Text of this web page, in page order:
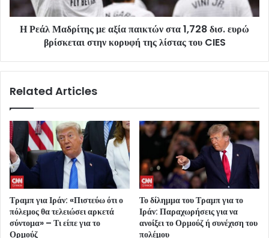
Η Ρεάλ Μαδρίτης με αξία παικτών στα 1,728 δισ. ευρώ
βρίσκεται στην κορυφή της λίστας του CIES
Related Articles
Τραμπ για Ιράν: «Πιστεύω ότι ο
πόλεμος θα τελειώσει αρκετά
σύντομα» – Τι είπε για το
Ορμούζ
Το δίλημμα του Τραμπ για το
Ιράν: Παραχωρήσεις για να
ανοίξει το Ορμούζ ή συνέχιση του
πολέμου